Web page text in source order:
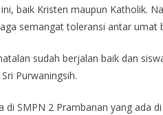
baik Kristen maupun Katholik.
semangat toleransi antar umat
sudah berjalan baik dan
Purwaningsih.
di SMPN 2 Prambanan yang ada